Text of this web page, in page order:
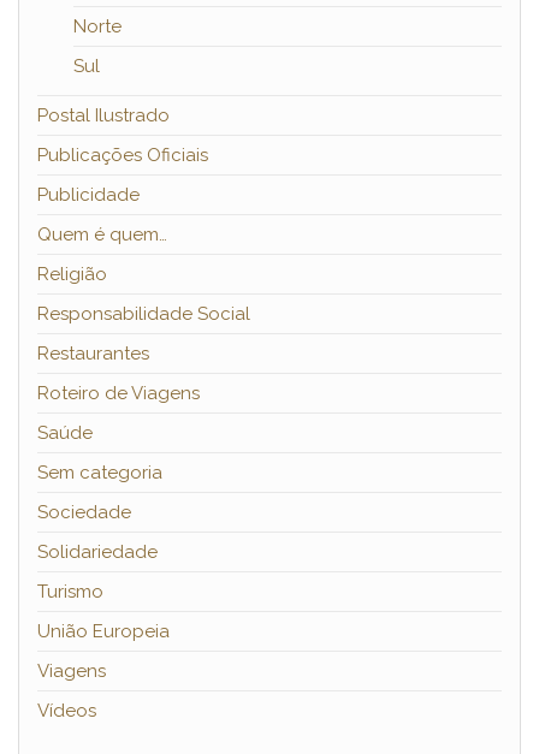
Norte
Sul
Postal Ilustrado
Publicações Oficiais
Publicidade
Quem é quem…
Religião
Responsabilidade Social
Restaurantes
Roteiro de Viagens
Saúde
Sem categoria
Sociedade
Solidariedade
Turismo
União Europeia
Viagens
Vídeos